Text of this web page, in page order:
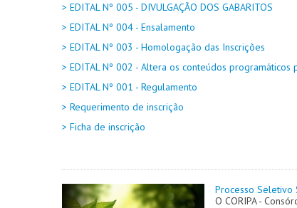
> EDITAL Nº 005 - DIVULGAÇÃO DOS GABARITOS
> EDITAL Nº 004 - Ensalamento
> EDITAL Nº 003 - Homologação das Inscrições
> EDITAL Nº 002 - Altera os conteúdos
> EDITAL Nº 001 - Regulamento
> Requerimento de inscrição
> Ficha de inscrição
Processo Seletivo
O CORIPA -